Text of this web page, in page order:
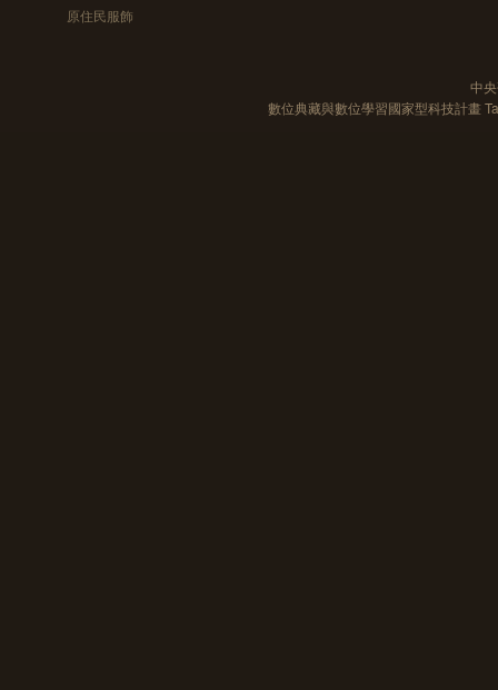
原住民服飾
中
數位典藏與數位學習國家型科技計畫